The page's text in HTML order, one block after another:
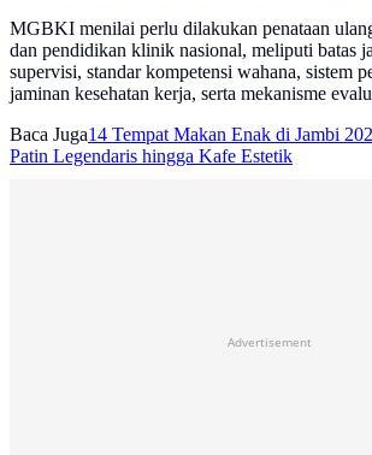
MGBKI menilai perlu dilakukan penataan
dan pendidikan klinik nasional, meliputi batas
supervisi, standar kompetensi wahana, sistem
jaminan kesehatan kerja, serta mekanisme
Baca Juga14 Tempat Makan Enak di Jambi
Patin Legendaris hingga Kafe Estetik
Advertisement